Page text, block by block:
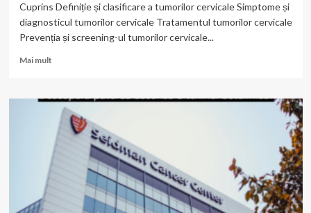
Cuprins Definiție și clasificare a tumorilor cervicale Simptome și
diagnosticul tumorilor cervicale Tratamentul tumorilor cervicale
Prevenția și screening-ul tumorilor cervicale...
Mai multRead
Descoperă
totul
despre
tumorile
cervicale!